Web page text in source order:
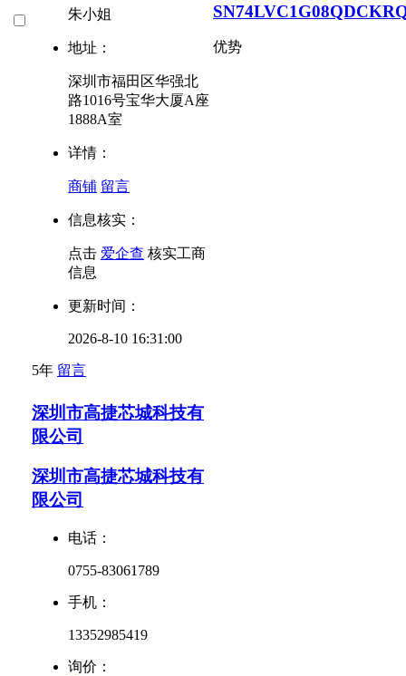
朱小姐
地址：
深圳市福田区华强北
路1016号宝华大厦A座
1888A室
详情：
商铺 留言
信息核实：
点击 爱企查 核实工商
信息
更新时间：
2026-8-10 16:31:00
5年 留言
优势
深圳市高捷芯城科技有
限公司
深圳市高捷芯城科技有
限公司
电话：
0755-83061789
手机：
13352985419
询价：